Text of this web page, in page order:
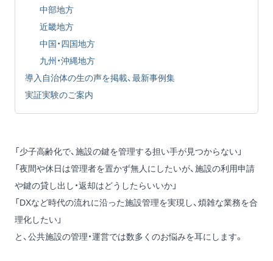
中部地方
近畿地方
中国・四国地方
九州・沖縄地方
導入自治体の生の声を掲載、最新事例集
実証実験のご案内
「少子高齢化で、施設の鍵を管理する担い手が見つからない」
「夜間や休日は管理者を置かず無人にしたいが、施設の利用申請
や鍵の貸し出し・返却はどうしたらいいか」
「DXなど時代の流れに沿った施設管理を実現し、煩雑な業務を合
理化したい」
と、公共施設の管理・運営では数多くのお悩みを耳にします。